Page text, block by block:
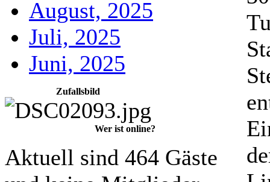
August, 2025
Juli, 2025
Juni, 2025
Zufallsbild
Wer ist online?
Aktuell sind 464 Gäste